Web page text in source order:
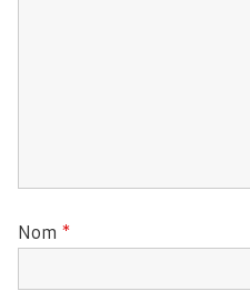
Nom *